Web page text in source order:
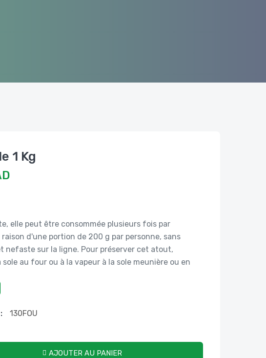
1 Kg
elle peut être consommée plusieurs fois par
raison d'une portion de 200 g par personne, sans
nefaste sur la ligne. Pour préserver cet atout,
au four ou à la vapeur à la sole meunière ou en
130FOU
AJOUTER AU PANIER